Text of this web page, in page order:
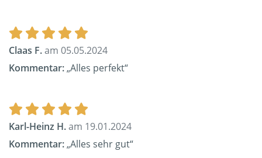
Claas F.am 05.05.2024
Kommentar:„Alles perfekt“
Karl-Heinz H.am 19.01.2024
Kommentar:„Alles sehr gut“